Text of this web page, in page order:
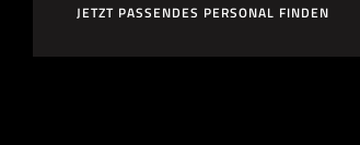
JETZT PASSENDES PERSONAL FINDEN